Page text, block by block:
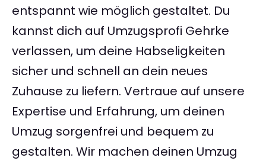
entspannt wie möglich gestaltet. Du
kannst dich auf Umzugsprofi Gehrke
verlassen, um deine Habseligkeiten
sicher und schnell an dein neues
Zuhause zu liefern. Vertraue auf unsere
Expertise und Erfahrung, um deinen
Umzug sorgenfrei und bequem zu
gestalten. Wir machen deinen Umzug